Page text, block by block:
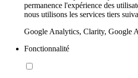
permanence l'expérience des
nous utilisons les services tiers
Google Analytics, Clarity, Google
Fonctionnalité